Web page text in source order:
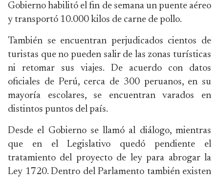
Gobierno habilitó el fin de semana un puente aéreo
y transportó 10.000 kilos de carne de pollo.
También se encuentran perjudicados cientos de
turistas que no pueden salir de las zonas turísticas
ni retomar sus viajes. De acuerdo con datos
oficiales de Perú, cerca de 300 peruanos, en su
mayoría escolares, se encuentran varados en
distintos puntos del país.
Desde el Gobierno se llamó al diálogo, mientras
que en el Legislativo quedó pendiente el
tratamiento del proyecto de ley para abrogar la
Ley 1720. Dentro del Parlamento también existen